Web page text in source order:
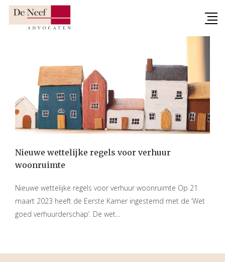
Skip
Nieuwe wettelijke regels voor verhuur
woonruimte
Nieuwe wettelijke regels voor verhuur woonruimte Op 21
maart 2023 heeft de Eerste Kamer ingestemd met de ‘Wet
goed verhuurderschap’. De wet…